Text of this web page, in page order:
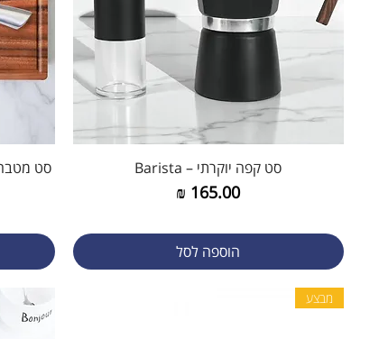
תצוגה מהירה
סט קפה יוקרתי – Barista
מחיר‏165.00 ‏₪
הוספה לסל
מבצע